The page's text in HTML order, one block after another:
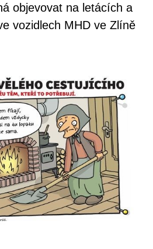
objevovat na letácích a
vozidlech MHD ve Zlíně